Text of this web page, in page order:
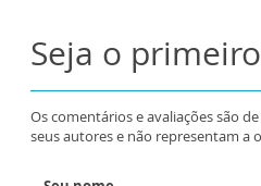
Seja o
Os comentários e avaliações são
seus autores e não representam a